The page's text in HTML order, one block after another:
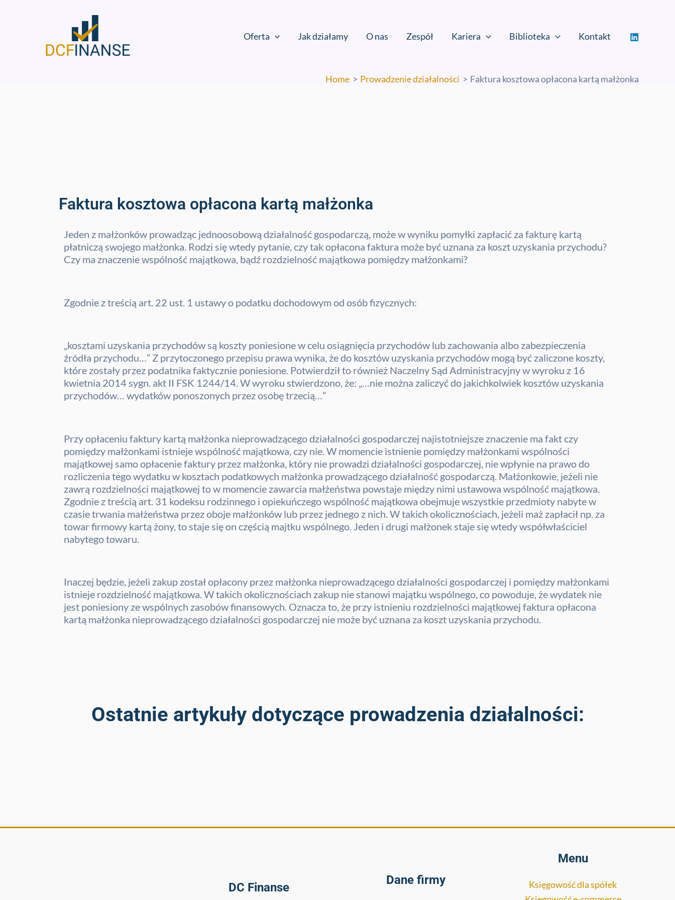
Oferta Jak działamy O nas Zespół Kariera Biblioteka Kontakt
Home Prowadzenie działalności Faktura kosztowa opłacona kartą małżonka
Faktura kosztowa opłacona kartą małżonka
Jeden z małżonków prowadząc jednoosobową działalność gospodarczą, może w wyniku pomyłki zapłacić za fakturę kartą
płatniczą swojego małżonka. Rodzi się wtedy pytanie, czy tak opłacona faktura może być uznana za koszt uzyskania przychodu?
Czy ma znaczenie wspólność majątkowa, bądź rozdzielność majątkowa pomiędzy małżonkami?
Zgodnie z treścią art. 22 ust. 1 ustawy o podatku dochodowym od osób fizycznych:
„kosztami uzyskania przychodów są koszty poniesione w celu osiągnięcia przychodów lub zachowania albo zabezpieczenia
źródła przychodu…” Z przytoczonego przepisu prawa wynika, że do kosztów uzyskania przychodów mogą być zaliczone koszty,
które zostały przez podatnika faktycznie poniesione. Potwierdził to również Naczelny Sąd Administracyjny w wyroku z 16
kwietnia 2014 sygn. akt II FSK 1244/14. W wyroku stwierdzono, że: „…nie można zaliczyć do jakichkolwiek kosztów uzyskania
przychodów… wydatków ponoszonych przez osobę trzecią…”
Przy opłaceniu faktury kartą małżonka nieprowadzącego działalności gospodarczej najistotniejsze znaczenie ma fakt czy
pomiędzy małżonkami istnieje wspólność majątkowa, czy nie. W momencie istnienie pomiędzy małżonkami wspólności
majątkowej samo opłacenie faktury przez małżonka, który nie prowadzi działalności gospodarczej, nie wpłynie na prawo do
rozliczenia tego wydatku w kosztach podatkowych małżonka prowadzącego działalność gospodarczą. Małżonkowie, jeżeli nie
zawrą rozdzielności majątkowej to w momencie zawarcia małżeństwa powstaje między nimi ustawowa wspólność majątkowa.
Zgodnie z treścią art. 31 kodeksu rodzinnego i opiekuńczego wspólność majątkowa obejmuje wszystkie przedmioty nabyte w
czasie trwania małżeństwa przez oboje małżonków lub przez jednego z nich. W takich okolicznościach, jeżeli maż zapłacił np. za
towar firmowy kartą żony, to staje się on częścią majtku wspólnego. Jeden i drugi małżonek staje się wtedy współwłaściciel
nabytego towaru.
Inaczej będzie, jeżeli zakup został opłacony przez małżonka nieprowadzącego działalności gospodarczej i pomiędzy małżonkami
istnieje rozdzielność majątkowa. W takich okolicznościach zakup nie stanowi majątku wspólnego, co powoduje, że wydatek nie
jest poniesiony ze wspólnych zasobów finansowych. Oznacza to, że przy istnieniu rozdzielności majątkowej faktura opłacona
kartą małżonka nieprowadzącego działalności gospodarczej nie może być uznana za koszt uzyskania przychodu.
Ostatnie artykuły dotyczące prowadzenia działalności:
DC Finanse
Dane firmy
Menu
Księgowość dla spółek